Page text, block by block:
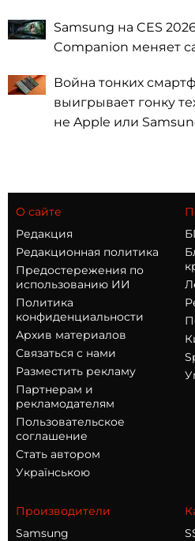
Samsung на CES
Companion меняет
Война тонких
выигрывает гонку
не Apple или
О сайте
Редакция
Редакционная политика
Предостережения по
использованию ИИ
Политика
конфиденциальности
Архив материалов
Связаться с нами
Разместить рекламу
Партнерам и
рекламодателям
Пользовательское
соглашение
Стать автором
Українською
Производители
Samsung